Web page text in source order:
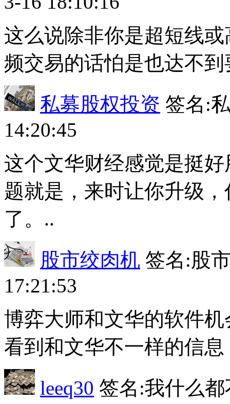
这么说除非你是超短线
频交易的话怕是也达不到
私募股权投资 签名:
14:20:45
这个文华财经感觉是挺
题就是，来时让你升级
了。..
股市绞肉机 签名:股
17:21:53
博弈大师和文华的软件
看到和文华不一样的信
leeq30 签名:我什么